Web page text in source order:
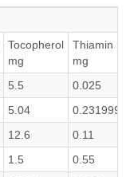
Tocopherol
mg
Thiamin
mg
5.5
0.025
5.04
12.6
0.11
1.5
0.55